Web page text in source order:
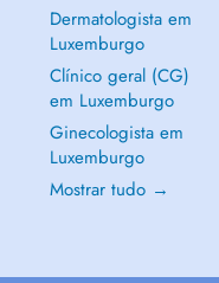
Dermatologista em
Luxemburgo
Clínico geral (CG)
em Luxemburgo
Ginecologista em
Luxemburgo
Mostrar tudo →